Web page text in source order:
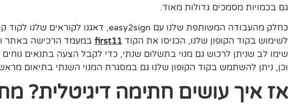
גם בכמויות מסמכים גדולות מאוד.
כחלק מהעבודה המשותפת שלנו עם easy2sign, דאגנו לקוראים שלנו לקוד קופון הנחה לשימוש בחודש הראשון במערכת!
לשימוש בקוד הקופון שלנו, הכניסו את הקוד first11 במעמד הרכישה באתר ותהנו מ-10% הנחה לכל תוכנית שתרכשו דרך האתר או
שימו לב שניתן לרכוש גם מנוי בתשלום שנתי, כדי לקבל הצעה בתנאים נוחים
וכן, ניתן להשתמש בקוד הקופון שלנו גם במסגרת המנוי השנתי בתיאום
אז איך עושים חתימה דיגיטלית?